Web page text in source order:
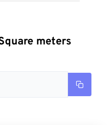
meters